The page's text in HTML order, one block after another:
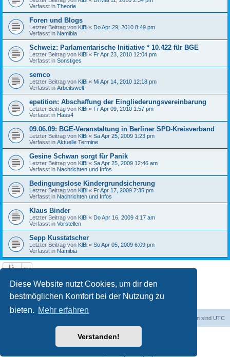
Diese Website nutzt Cookies, um dir den
bestmöglichen Komfort bei der Nutzung zu
bieten. Mehr erfahren
Verstanden!
Verfasst in Theorie
Foren und Blogs
Letzter Beitrag von KlBi « Do Apr 29, 2010 8:49 pm
Verfasst in Namibia
Schweiz: Parlamentarische Initiative * 10.422 für BGE
Letzter Beitrag von KlBi « Fr Apr 23, 2010 12:04 pm
Verfasst in Sonstiges
semco
Letzter Beitrag von KlBi « Mi Apr 14, 2010 12:18 pm
Verfasst in Arbeitswelt
epetition: Abschaffung der Eingliederungsvereinbarung
Letzter Beitrag von KlBi « Fr Apr 09, 2010 1:57 pm
Verfasst in Hass4
09.06.09: BGE-Veranstaltung in Berliner SPD-Kreisverband
Letzter Beitrag von KlBi « Sa Apr 25, 2009 1:23 pm
Verfasst in Aktuelle Termine
Gesine Schwan sorgt für Panik
Letzter Beitrag von KlBi « Sa Apr 25, 2009 12:46 am
Verfasst in Nachrichten und Infos
Bedingungslose Kindergrundsicherung
Letzter Beitrag von KlBi « Fr Apr 17, 2009 7:35 pm
Verfasst in Nachrichten und Infos
Klaus Binder
Letzter Beitrag von KlBi « Do Apr 16, 2009 4:17 am
Verfasst in Vorstellen
Sepp Kusstatscher
Letzter Beitrag von KlBi « So Apr 05, 2009 6:09 pm
Verfasst in Namibia
Die Suche ergab 103 Treffer 1 2 3
Alle Zeiten sind UTC
Powered byphpBB® Forum Software © phpBB Limited
phpBB.de